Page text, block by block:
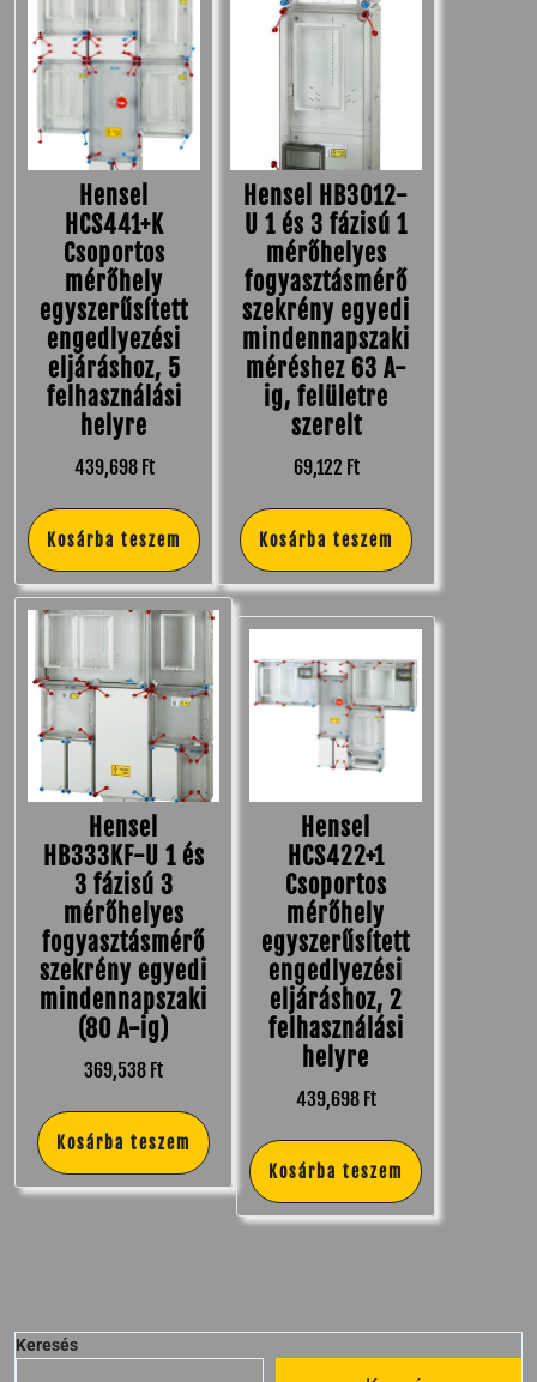
Hensel
HCS441+K
Csoportos
mérőhely
egyszerűsített
engedlyezési
eljáráshoz, 5
felhasználási
helyre
439,698 Ft
Kosárba teszem
Hensel HB3012-
U 1 és 3 fázisú 1
mérőhelyes
fogyasztásmérő
szekrény egyedi
mindennapszaki
méréshez 63 A-
ig, felületre
szerelt
69,122 Ft
Kosárba teszem
Hensel
HB333KF-U 1 és
3 fázisú 3
mérőhelyes
fogyasztásmérő
szekrény egyedi
mindennapszaki
(80 A-ig)
369,538 Ft
Kosárba teszem
Hensel
HCS422+1
Csoportos
mérőhely
egyszerűsített
engedlyezési
eljáráshoz, 2
felhasználási
helyre
439,698 Ft
Kosárba teszem
Keresés